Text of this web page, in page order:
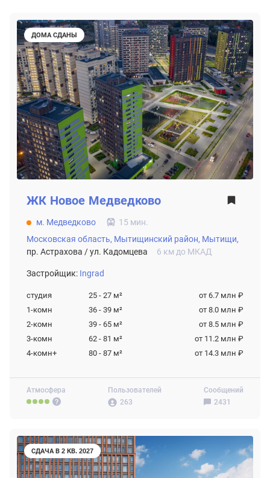
ДОМА СДАНЫ
Атмосфера
Пользователей
263
Сообщений
2431
ЖК Новое Медведково
м. Медведково
15 мин.
Московская область, Мытищинский район, Мытищи,
пр. Астрахова / ул. Кадомцева
6 км до МКАД
Застройщик: Ingrad
студия 25 - 27 м²
от 6.7 млн ₽
1-комн
36 - 39 м²
от 8.0 млн ₽
2-комн
39 - 65 м²
от 8.5 млн ₽
3-комн
62 - 81 м²
от 11.2 млн ₽
4-комн+
80 - 87 м² от 14.3 млн ₽
СДАЧА В 2 КВ. 2027